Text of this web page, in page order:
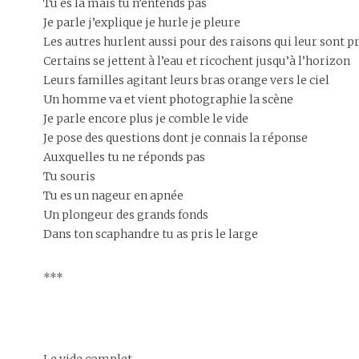
Je parle j’explique je hurle je pleure
Les autres hurlent aussi pour des raisons qui leur sont
Certains se jettent à l’eau et ricochent jusqu’à l’horizon
Leurs familles agitant leurs bras orange vers le ciel
Un homme va et vient photographie la scène
Je parle encore plus je comble le vide
Je pose des questions dont je connais la réponse
Auxquelles tu ne réponds pas
Tu souris
Tu es un nageur en apnée
Un plongeur des grands fonds
Dans ton scaphandre tu as pris le large
***